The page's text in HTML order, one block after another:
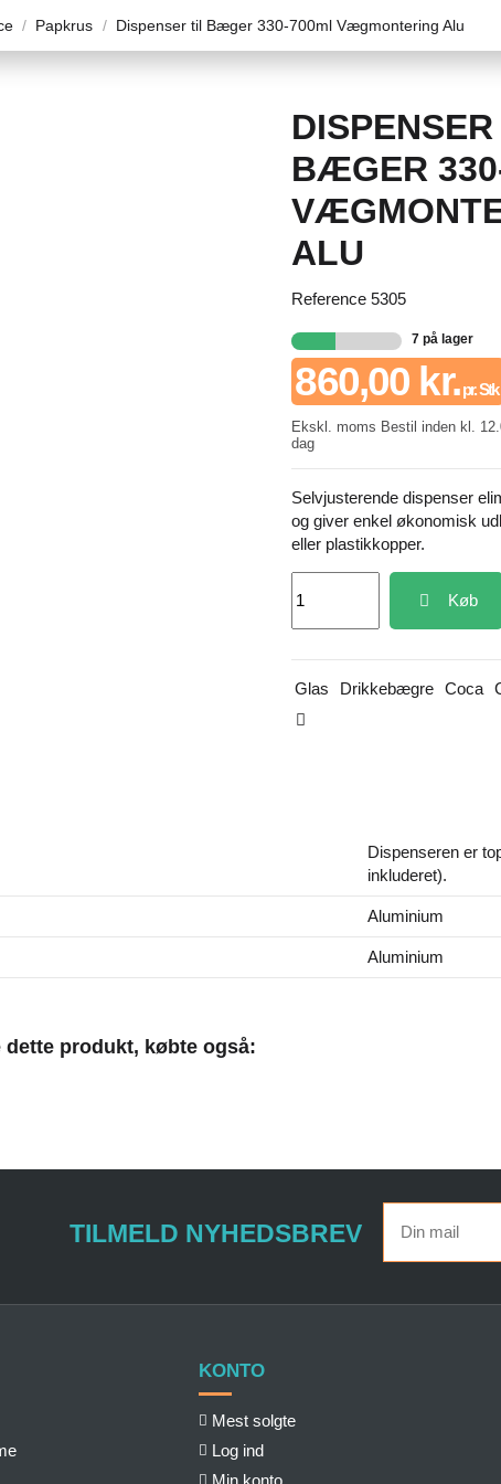
Papkrus Dispenser til Bæger 330-700ml Vægmontering Alu
BÆGER
ALU
Reference 5305
7 på lager
860,00 kr.pr. Stk
Ekskl. moms Bestil inden kl.
dag
Selvjusterende dispenser
og giver enkel økonomisk
eller plastikkopper.
Køb
Glas Drikkebægre Coca
Dispenseren er
inkluderet).
Aluminium
Aluminium
produkt, købte også:
TILMELD NYHEDSBREV
KONTO
Mest solgte
Log ind
Min konto